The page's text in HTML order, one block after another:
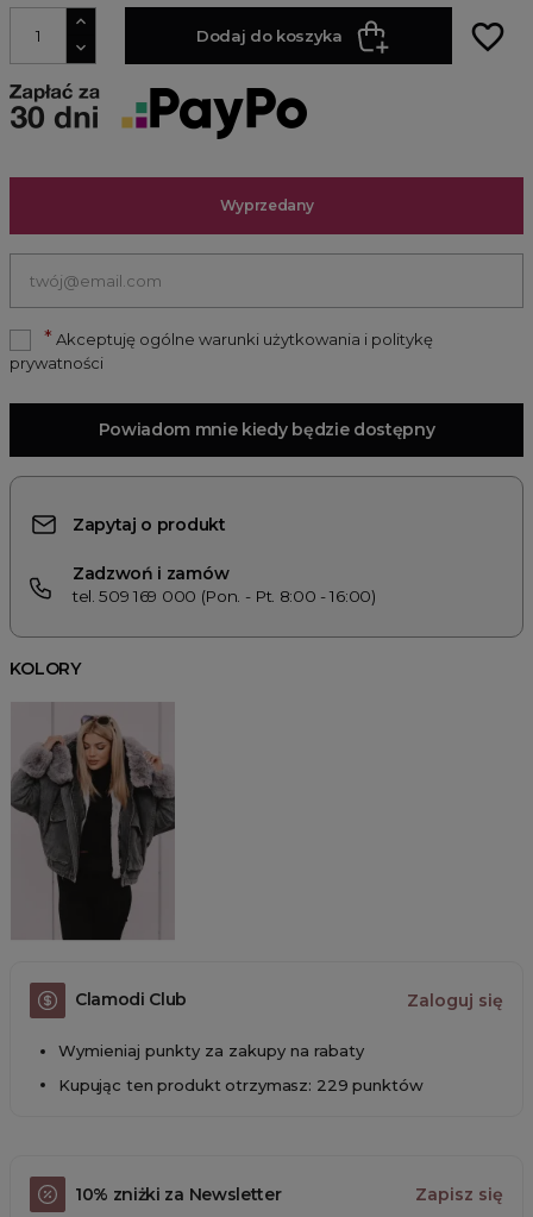
Dodaj do koszyka favorite_border
Wyprzedany
* Akceptuję ogólne warunki użytkowania i politykę
prywatności
Powiadom mnie kiedy będzie dostępny
Zapytaj o produkt
Zadzwoń i zamów
tel. 509 169 000 (Pon. - Pt. 8:00 - 16:00)
KOLORY
Clamodi Club Zaloguj się
Wymieniaj punkty za zakupy na rabaty
Kupując ten produkt otrzymasz: 229 punktów
10% zniżki za Newsletter Zapisz się